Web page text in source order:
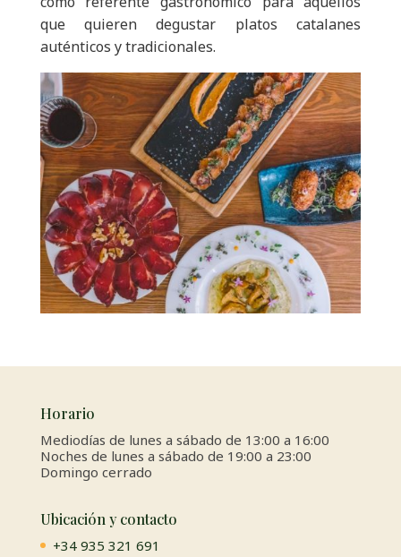
que quieren degustar platos catalanes
auténticos y tradicionales.
Horario
Mediodías de lunes a sábado de 13:00 a 16:00
Noches de lunes a sábado de 19:00 a 23:00
Domingo cerrado
Ubicación y contacto
+34 935 321 691